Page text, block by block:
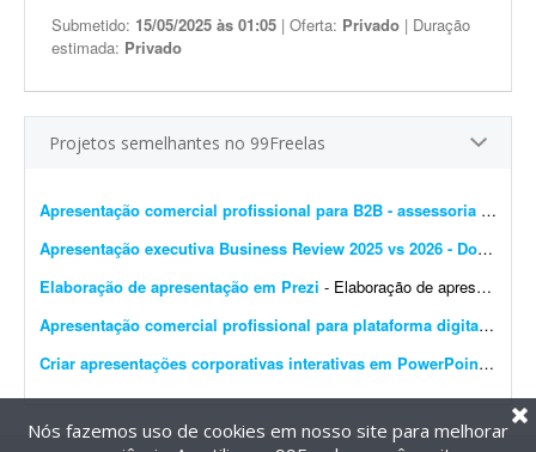
Submetido: 15/05/2025 às 01:05 | Oferta: Privado | Duração
estimada: Privado
Projetos semelhantes no 99Freelas
Apresentação comercial profissional para B2B - assessoria de marketplace
Apresentação executiva Business Review 2025 vs 2026 - Dolce & Gabbana
Elaboração de apresentação em Prezi - Elaboração de apresentação em Prezi. O que será disponibilizado para você? 1. Você terá acesso a um arquivo com os tópicos da apresenta...
Apresentação comercial profissional para plataforma digital
-
Criar apresentações corporativas interativas em PowerPoint
-
Nós fazemos uso de cookies em nosso site para melhorar